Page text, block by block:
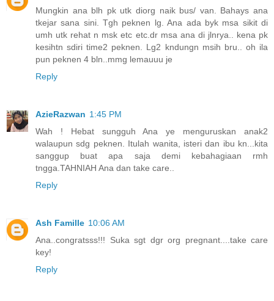
Mungkin ana blh pk utk diorg naik bus/ van. Bahays ana
tkejar sana sini. Tgh peknen lg. Ana ada byk msa sikit di
umh utk rehat n msk etc etc.dr msa ana di jlnrya.. kena pk
kesihtn sdiri time2 peknen. Lg2 kndungn msih bru.. oh ila
pun peknen 4 bln..mmg lemauuu je
Reply
AzieRazwan 1:45 PM
Wah ! Hebat sungguh Ana ye menguruskan anak2
walaupun sdg peknen. Itulah wanita, isteri dan ibu kn...kita
sanggup buat apa saja demi kebahagiaan rmh
tngga.TAHNIAH Ana dan take care..
Reply
Ash Famille 10:06 AM
Ana..congratsss!!! Suka sgt dgr org pregnant....take care
key!
Reply